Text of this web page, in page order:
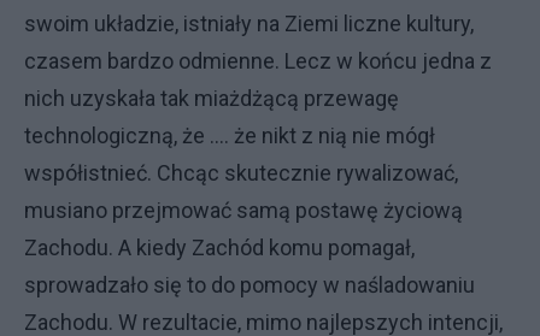
swoim układzie, istniały na Ziemi liczne kultury,
czasem bardzo odmienne. Lecz w końcu jedna z
nich uzyskała tak miażdżącą przewagę
technologiczną, że .... że nikt z nią nie mógł
współistnieć. Chcąc skutecznie rywalizować,
musiano przejmować samą postawę życiową
Zachodu. A kiedy Zachód komu pomagał,
sprowadzało się to do pomocy w naśladowaniu
Zachodu. W rezultacie, mimo najlepszych intencji,